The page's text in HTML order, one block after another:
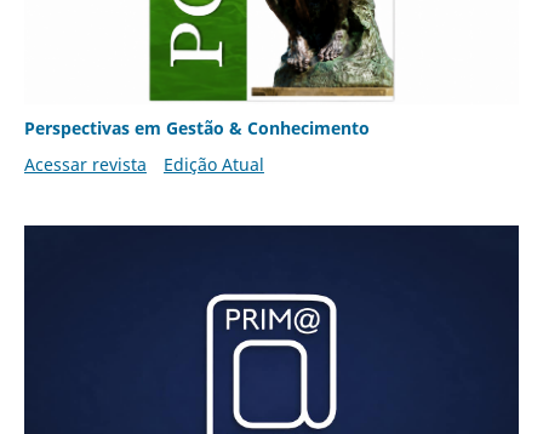
Perspectivas em Gestão & Conhecimento
Acessar revista
Edição Atual